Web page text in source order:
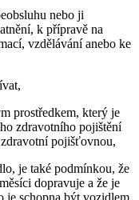
nebo ji
k přípravě na
vzdělávání anebo ke
prostředkem, který je
zdravotního pojištění
pojišťovnou,
je také podmínkou, že
dopravuje a že je
je schopna být vozidlem